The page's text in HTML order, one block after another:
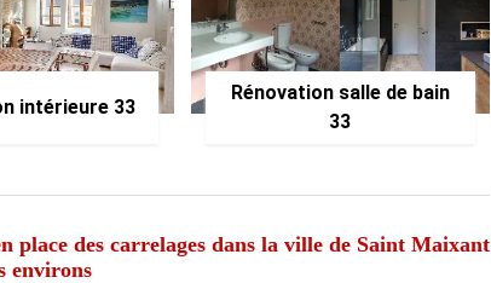
intérieure 33
Rénovation salle de bain
33
place des carrelages dans la ville de Saint Maixant
environs